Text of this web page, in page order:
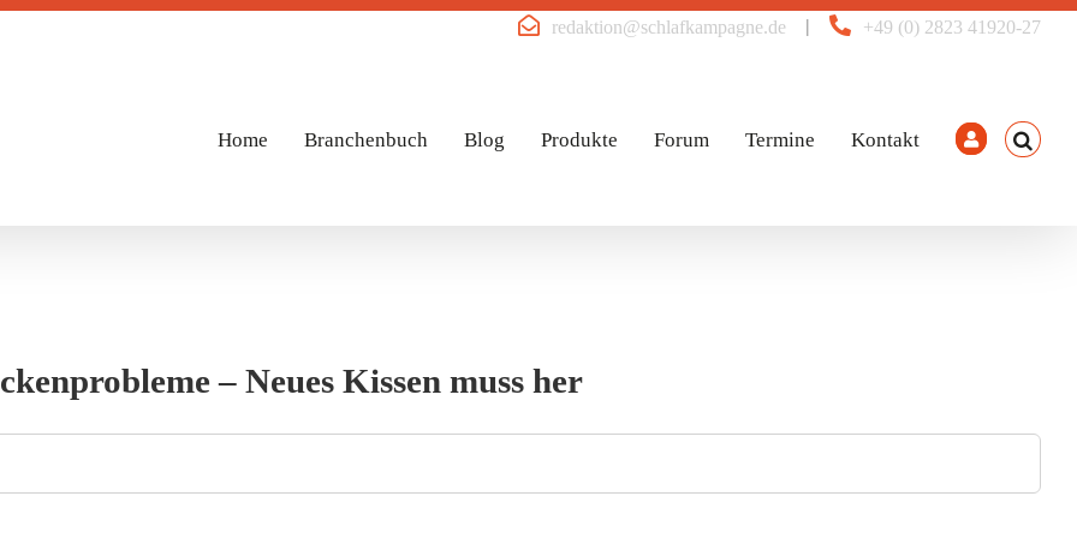
+49 (0) 2823 41920-27
|
redaktion@schlafkampagne.de
Home Branchenbuch Blog Produkte Forum Termine Kontakt
– Neues Kissen muss her